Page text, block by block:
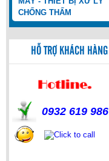
CHỐNG THẤM
HỖ TRỢ KHÁCH HÀNG
0932 619 986
RADCON FORMULA #7